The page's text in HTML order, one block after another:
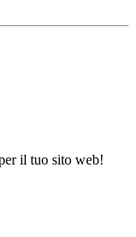
il tuo sito web!